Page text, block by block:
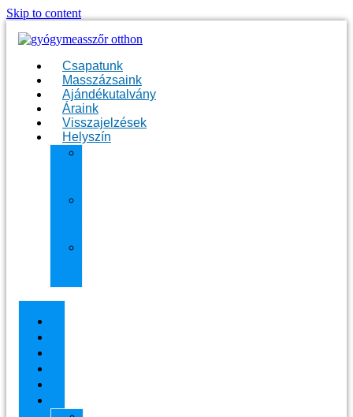
Skip to content
Csapatunk
Masszázsaink
Ajándékutalvány
Áraink
Visszajelzések
Helyszín